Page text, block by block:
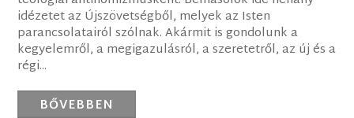
idézetet az Újszövetségből, melyek az Isten
parancsolatairól szólnak. Akármit is gondolunk a
kegyelemről, a megigazulásról, a szeretetről, az új és a
régi...
BŐVEBBEN